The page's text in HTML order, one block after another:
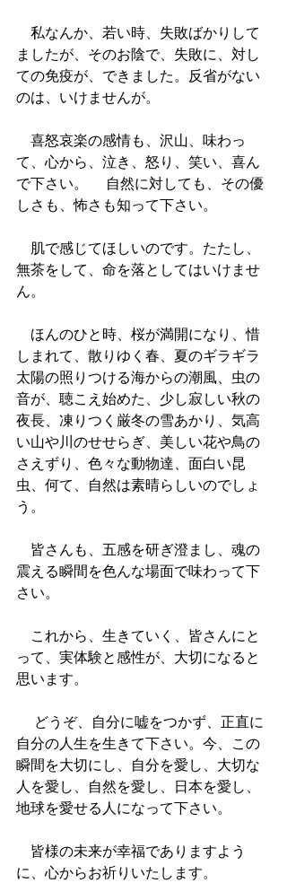
私なんか、若い時、失敗ばかりして
ましたが、そのお陰で、失敗に、対し
ての免疫が、できました。反省がない
のは、いけませんが。
喜怒哀楽の感情も、沢山、味わっ
て、心から、泣き、怒り、笑い、喜ん
で下さい。 　自然に対しても、その優
しさも、怖さも知って下さい。
肌で感じてほしいのです。たたし、
無茶をして、命を落としてはいけませ
ん。
ほんのひと時、桜が満開になり、惜
しまれて、散りゆく春、夏のギラギラ
太陽の照りつける海からの潮風、虫の
音が、聴こえ始めた、少し寂しい秋の
夜長、凍りつく厳冬の雪あかり、気高
い山や川のせせらぎ、美しい花や鳥の
さえずり、色々な動物達、面白い昆
虫、何て、自然は素晴らしいのでしょ
う。
皆さんも、五感を研ぎ澄まし、魂の
震える瞬間を色んな場面で味わって下
さい。
これから、生きていく、皆さんにと
って、実体験と感性が、大切になると
思います。
どうぞ、自分に嘘をつかず、正直に
自分の人生を生きて下さい。今、この
瞬間を大切にし、自分を愛し、大切な
人を愛し、自然を愛し、日本を愛し、
地球を愛せる人になって下さい。
皆様の未来が幸福でありますよう
に、心からお祈りいたします。